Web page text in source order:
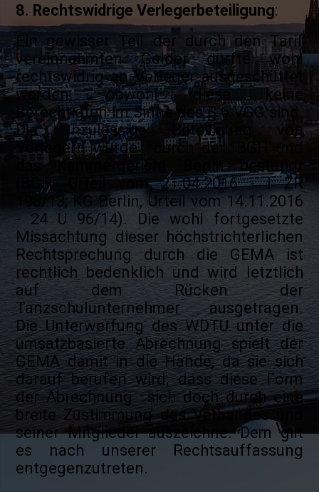
8. Rechtswidrige Verlegerbeteiligung:
Ein gewisser Teil der durch den Tarif
vereinnahmten Gelder dürfte wohl
rechtswidrig an Verleger ausgeschüttet
werden, obwohl diese keine
Berechtigten im Sinne des § 6 VGG sind.
Die unzulässige Beteiligung von
Verlegern wurde durch den BGH und
das Kammergericht Berlin bestätigt
(BGH, Urteil vom 21.04.2016 - I ZR
198/13; KG Berlin, Urteil vom 14.11.2016
- 24 U 96/14). Die wohl fortgesetzte
Missachtung dieser höchstrichterlichen
Rechtsprechung durch die GEMA ist
rechtlich bedenklich und wird letztlich
auf dem Rücken der
Tanzschulunternehmer ausgetragen.
Die Unterwerfung des WDTU unter die
umsatzbasierte Abrechnung spielt der
GEMA damit in die Hände, da sie sich
darauf berufen wird, dass diese Form
der Abrechnung sich doch durch eine
breite Zustimmung des Verbandes und
seiner Mitglieder auszeichne. Dem gilt
es nach unserer Rechtsauffassung
entgegenzutreten.